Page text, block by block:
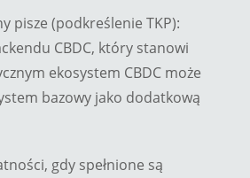
pisze (podkreślenie TKP):
CBDC, który stanowi
ekosystem CBDC może
bazowy jako dodatkową
gdy spełnione są